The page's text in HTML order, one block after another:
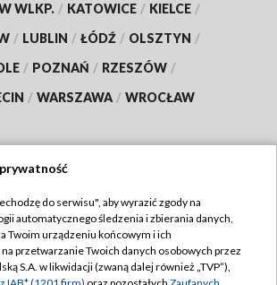
WLKP. / KATOWICE / KIELCE /
/ LUBLIN / ŁÓDŹ / OLSZTYN /
/ POZNAŃ / RZESZÓW /
/ WARSZAWA / WROCŁAW
TVP
Regulamin TVP
do serwisu", aby wyrazić zgody na
automatycznego śledzenia i zbierania danych,
Twoim urządzeniu końcowym i ich
przetwarzanie Twoich danych osobowych przez
S.A. w likwidacji (zwaną dalej również „TVP”),